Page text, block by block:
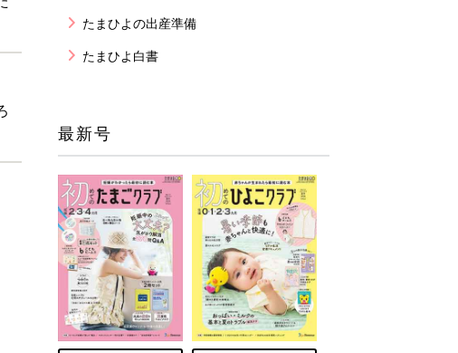
たまひよの出産準備
たまひよ白書
最新号